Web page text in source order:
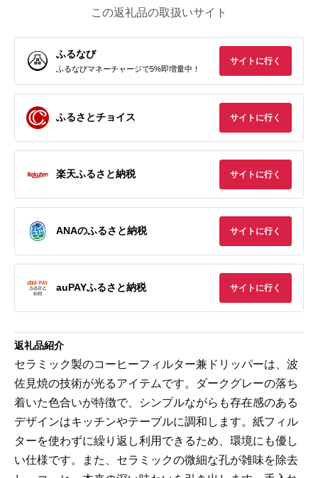
この返礼品の取扱いサイト
ふるなび
ふるなびマネーチャージで5%即増量中！
サイトに行く
ふるさとチョイス サイトに行く
楽天ふるさと納税 サイトに行く
ANAのふるさと納税 サイトに行く
auPAYふるさと納税 サイトに行く
返礼品紹介
セラミック製のコーヒーフィルター兼ドリッパーは、波
佐見焼の技術が光るアイテムです。ダークグレーの落ち
着いた色合いが特徴で、シンプルながらも存在感のある
デザインはキッチンやテーブルに調和します。紙フィル
ターを使わずに繰り返し利用できるため、環境にも優し
い仕様です。また、セラミックの微細な孔が雑味を除去